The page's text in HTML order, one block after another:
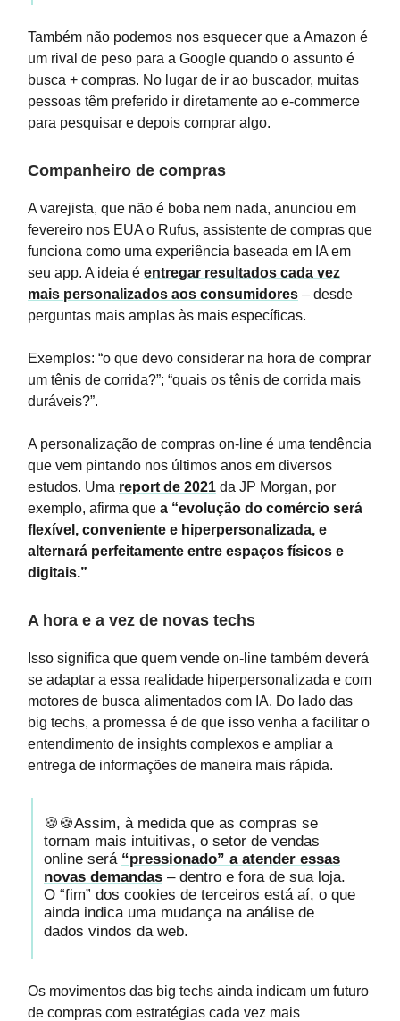
Também não podemos nos esquecer que a Amazon é
um rival de peso para a Google quando o assunto é
busca + compras. No lugar de ir ao buscador, muitas
pessoas têm preferido ir diretamente ao e-commerce
para pesquisar e depois comprar algo.
Companheiro de compras
A varejista, que não é boba nem nada, anunciou em
fevereiro nos EUA o Rufus, assistente de compras que
funciona como uma experiência baseada em IA em
seu app. A ideia é entregar resultados cada vez
mais personalizados aos consumidores – desde
perguntas mais amplas às mais específicas.
Exemplos: “o que devo considerar na hora de comprar
um tênis de corrida?”; “quais os tênis de corrida mais
duráveis?”.
A personalização de compras on-line é uma tendência
que vem pintando nos últimos anos em diversos
estudos. Uma report de 2021 da JP Morgan, por
exemplo, afirma que a “evolução do comércio será
flexível, conveniente e hiperpersonalizada, e
alternará perfeitamente entre espaços físicos e
digitais.”
A hora e a vez de novas techs
Isso significa que quem vende on-line também deverá
se adaptar a essa realidade hiperpersonalizada e com
motores de busca alimentados com IA. Do lado das
big techs, a promessa é de que isso venha a facilitar o
entendimento de insights complexos e ampliar a
entrega de informações de maneira mais rápida.
🍪🍪Assim, à medida que as compras se
tornam mais intuitivas, o setor de vendas
online será “pressionado” a atender essas
novas demandas – dentro e fora de sua loja.
O “fim” dos cookies de terceiros está aí, o que
ainda indica uma mudança na análise de
dados vindos da web.
Os movimentos das big techs ainda indicam um futuro
de compras com estratégias cada vez mais